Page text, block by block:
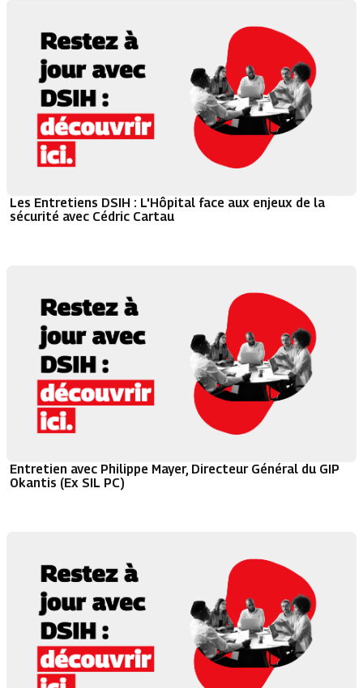
Les Entretiens DSIH : L'Hôpital face aux enjeux de la
sécurité avec Cédric Cartau
Entretien avec Philippe Mayer, Directeur Général du GIP
Okantis (Ex SIL PC)